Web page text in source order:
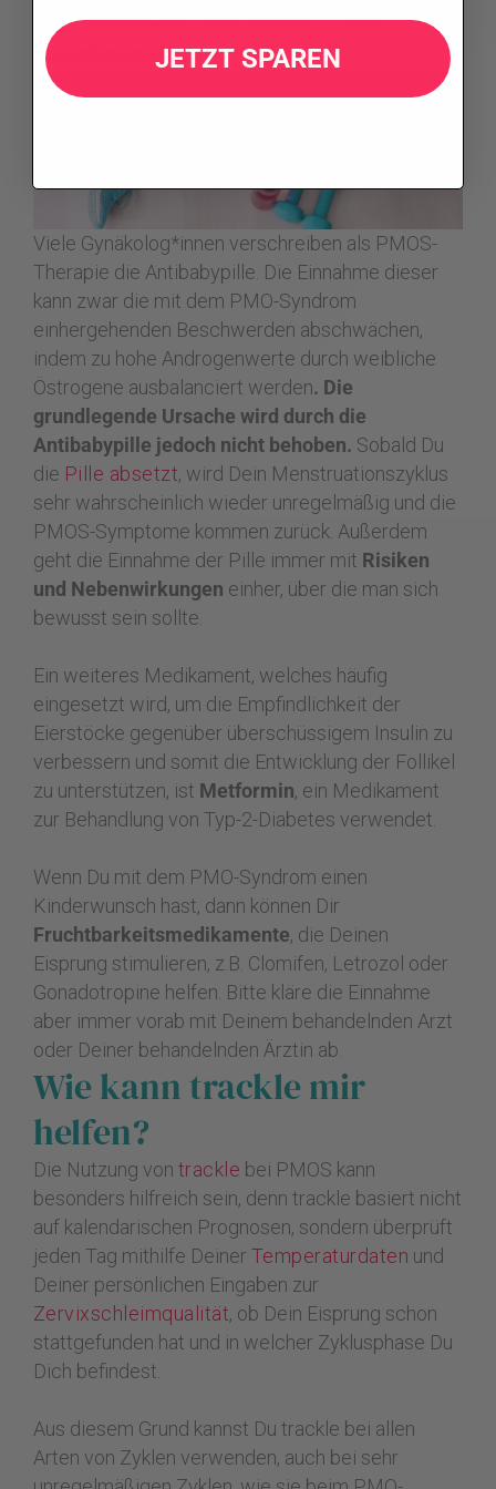
unter Übergewicht, dann solltest Du eine
Gewichtsabnahmein Erwägung ziehen.
Viele Gynäkolog*innen verschreiben als PMOS-
Therapie die Antibabypille. Die Einnahme dieser
kann zwar die mit dem PMO-Syndrom
einhergehenden Beschwerden abschwächen,
indem zu hohe Androgenwerte durch weibliche
Östrogene ausbalanciert werden. Die
grundlegende Ursache wird durch die
Antibabypille jedoch nicht behoben. Sobald Du
die Pille absetzt, wird Dein Menstruationszyklus
sehr wahrscheinlich wieder unregelmäßig und die
PMOS-Symptome kommen zurück. Außerdem
geht die Einnahme der Pille immer mit Risiken
und Nebenwirkungen einher, über die man sich
bewusst sein sollte.
Ein weiteres Medikament, welches häufig
eingesetzt wird, um die Empfindlichkeit der
Eierstöcke gegenüber überschüssigem Insulin zu
verbessern und somit die Entwicklung der Follikel
zu unterstützen, ist Metformin, ein Medikament
zur Behandlung von Typ-2-Diabetes verwendet.
Wenn Du mit dem PMO-Syndrom einen
Kinderwunsch hast, dann können Dir
Fruchtbarkeitsmedikamente, die Deinen
Eisprung stimulieren, z.B. Clomifen, Letrozol oder
Gonadotropine helfen. Bitte kläre die Einnahme
aber immer vorab mit Deinem behandelnden Arzt
oder Deiner behandelnden Ärztin ab.
Wie kann trackle mir
helfen?
Die Nutzung von trackle bei PMOS kann
besonders hilfreich sein, denn trackle basiert nicht
auf kalendarischen Prognosen, sondern überprüft
jeden Tag mithilfe Deiner Temperaturdaten und
Deiner persönlichen Eingaben zur
Zervixschleimqualität, ob Dein Eisprung schon
stattgefunden hat und in welcher Zyklusphase Du
Dich befindest.
Aus diesem Grund kannst Du trackle bei allen
Arten von Zyklen verwenden, auch bei sehr
JETZT SPAREN